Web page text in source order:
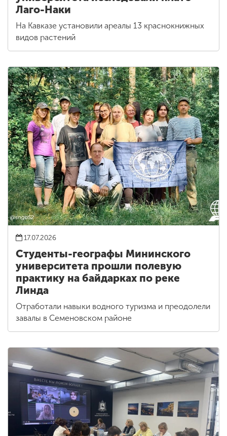
Лаго-Наки
На Кавказе установили ареалы 13 краснокнижных
видов растений
17.07.2026
Студенты-географы Мининского
университета прошли полевую
практику на байдарках по реке
Линда
Отработали навыки водного туризма и преодолели
завалы в Семеновском районе